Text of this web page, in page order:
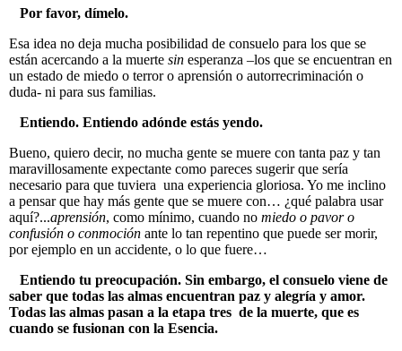
Por favor, dímelo.
Esa idea no deja mucha posibilidad de consuelo para los que se
están acercando a la muerte sin esperanza –los que se encuentran en
un estado de miedo o terror o aprensión o autorrecriminación o
duda- ni para sus familias.
Entiendo. Entiendo adónde estás yendo.
Bueno, quiero decir, no mucha gente se muere con tanta paz y tan
maravillosamente expectante como pareces sugerir que sería
necesario para que tuviera una experiencia gloriosa. Yo me inclino
a pensar que hay más gente que se muere con… ¿qué palabra usar
aquí?...aprensión, como mínimo, cuando no miedo o pavor o
confusión o conmoción ante lo tan repentino que puede ser morir,
por ejemplo en un accidente, o lo que fuere…
Entiendo tu preocupación. Sin embargo, el consuelo viene de
saber que todas las almas encuentran paz y alegría y amor.
Todas las almas pasan a la etapa tres de la muerte, que es
cuando se fusionan con la Esencia.